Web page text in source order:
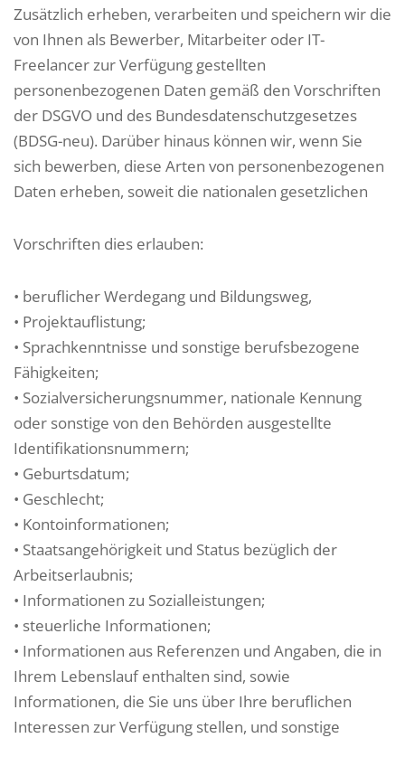
Zusätzlich erheben, verarbeiten und speichern wir die
von Ihnen als Bewerber, Mitarbeiter oder IT-
Freelancer zur Verfügung gestellten
personenbezogenen Daten gemäß den Vorschriften
der DSGVO und des Bundesdatenschutzgesetzes
(BDSG-neu). Darüber hinaus können wir, wenn Sie
sich bewerben, diese Arten von personenbezogenen
Daten erheben, soweit die nationalen gesetzlichen
Vorschriften dies erlauben:
• beruflicher Werdegang und Bildungsweg,
• Projektauflistung;
• Sprachkenntnisse und sonstige berufsbezogene
Fähigkeiten;
• Sozialversicherungsnummer, nationale Kennung
oder sonstige von den Behörden ausgestellte
Identifikationsnummern;
• Geburtsdatum;
• Geschlecht;
• Kontoinformationen;
• Staatsangehörigkeit und Status bezüglich der
Arbeitserlaubnis;
• Informationen zu Sozialleistungen;
• steuerliche Informationen;
• Informationen aus Referenzen und Angaben, die in
Ihrem Lebenslauf enthalten sind, sowie
Informationen, die Sie uns über Ihre beruflichen
Interessen zur Verfügung stellen, und sonstige